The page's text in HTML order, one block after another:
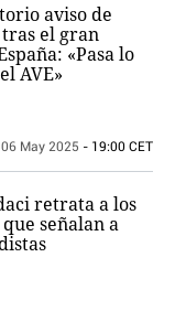
aviso de
el gran
«Pasa lo
AVE»
06 May 2025 - 19:00 CET
retrata a los
señalan a